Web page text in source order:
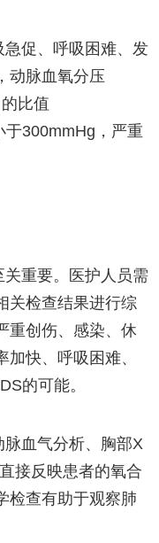
促、呼吸困难、发
动脉血氧分压
比值
300mmHg，严重
重要。医护人员需
关检查结果进行综
重创伤、感染、休
快、呼吸困难、
的可能。
血气分析、胸部X
接反映患者的氧合
检查有助于观察肺